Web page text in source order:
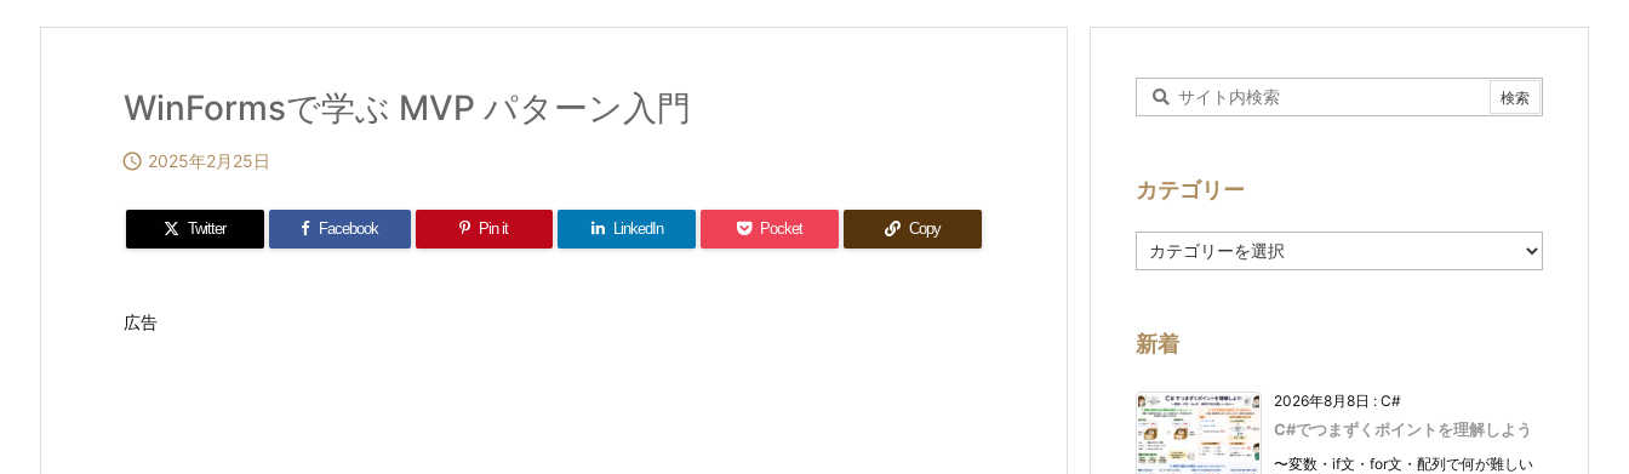
WinFormsで学ぶ MVP パターン入門
 2025年2月25日
Twitter Facebook Pin it LinkedIn Pocket Copy
広告
カテゴリー
テ
ー
新着
2026年8月8日 : C#
C#でつまずくポイントを理解しよう
〜変数・if文・for文・配列で何が難しい